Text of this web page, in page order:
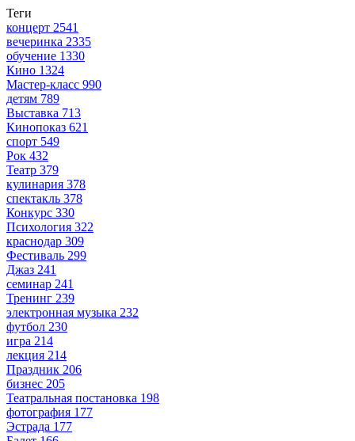
Теги
концерт 2541
вечеринка 2335
обучение 1330
Кино 1324
Мастер-класс 990
детям 789
Выставка 713
Кинопоказ 621
спорт 549
Рок 432
Театр 379
кулинария 378
спектакль 378
Конкурс 330
Психология 322
краснодар 309
Фестиваль 299
Джаз 241
семинар 241
Тренинг 239
электронная музыка 232
футбол 230
игра 214
лекция 214
Праздник 206
бизнес 205
Театральная постановка 198
фотография 177
Эстрада 177